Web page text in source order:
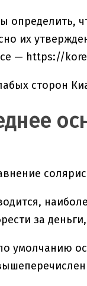
определить,
их
— https://
сторон
за
умолчанию